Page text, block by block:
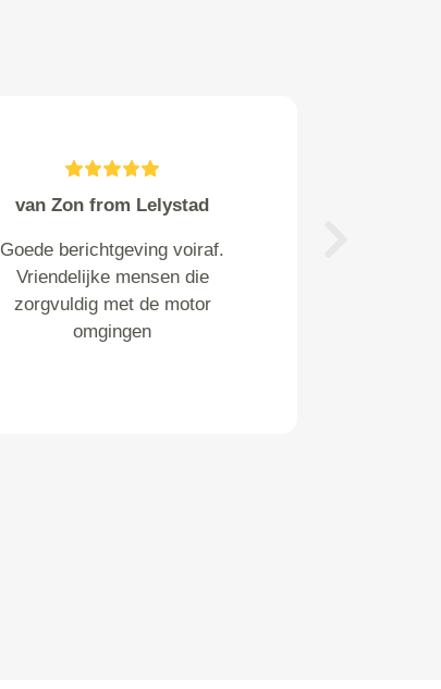
van Zon from Lelystad
Goede berichtgeving voiraf.
Vriendelijke mensen die
zorgvuldig met de motor
omgingen